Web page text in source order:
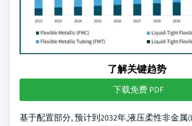
了解关键趋势
下载免费 PDF
基于配置部分, 预计到2032年,液压柔性非金属